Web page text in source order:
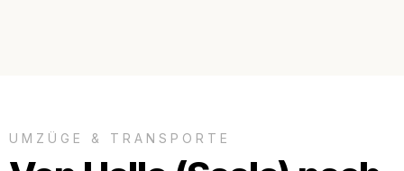
UMZÜGE & TRANSPORTE